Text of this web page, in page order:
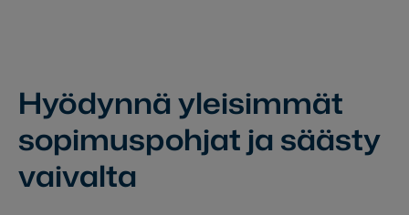
Hyödynnä yleisimmät
sopimuspohjat ja säästy
vaivalta